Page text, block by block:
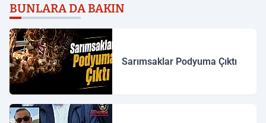
BUNLARA DA BAKIN
Sarımsaklar Podyuma Çıktı